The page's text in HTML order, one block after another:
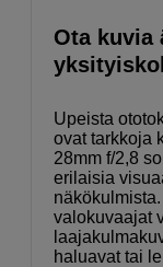
Ota kuvia
Upeista
ovat tarkkoja
28mm f/2,8
erilaisia
valokuvaajat
haluavat tai